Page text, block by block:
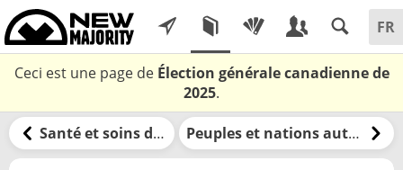
Ceci est une page de Élection générale canadienne de
2025.
Santé et soins de santé Peuples et nations autochtones